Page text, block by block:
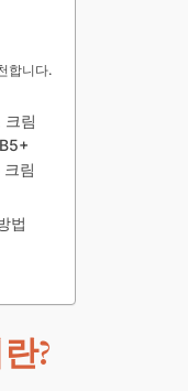
합니다.
크림
림
법
?